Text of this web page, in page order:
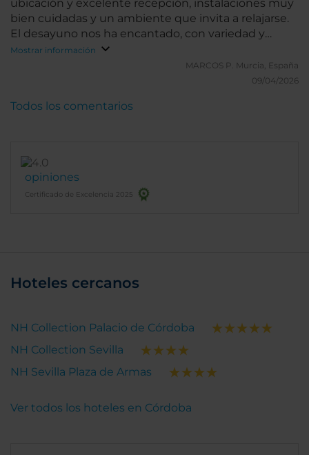
ubicación y excelente recepción, instalaciones muy
bien cuidadas y un ambiente que invita a relajarse.
El desayuno nos ha encantado, con variedad y
calidad, de esos que disfrutas sin mirar el reloj. El
personal del buffet merece una mención aparte,
siempre atentos, cercanos y con muy buena
como el agua en el vehículo al partir o el agua fresca
conjunto, una experiencia muy completa y muy
bien llevada. Nos vamos con muy buena sensación.
Volveremos.
Mostrar información
MARCOS P. Murcia, España
09/04/2026
opiniones
Certificado de Excelencia 2025
Todos los comentarios
Hoteles cercanos
NH Collection Palacio de Córdoba
NH Collection Sevilla
NH Sevilla Plaza de Armas
Ver todos los hoteles en Córdoba